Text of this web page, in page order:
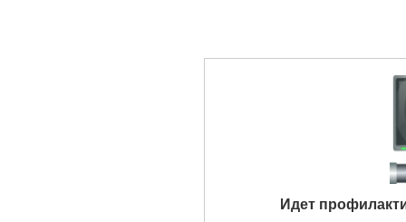
Идет